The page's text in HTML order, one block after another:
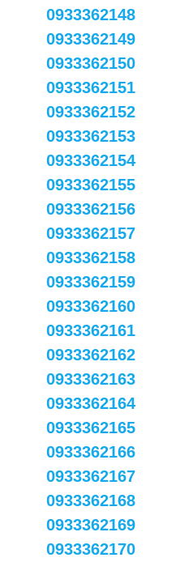
0933362148
0933362149
0933362150
0933362151
0933362152
0933362153
0933362154
0933362155
0933362156
0933362157
0933362158
0933362159
0933362160
0933362161
0933362162
0933362163
0933362164
0933362165
0933362166
0933362167
0933362168
0933362169
0933362170